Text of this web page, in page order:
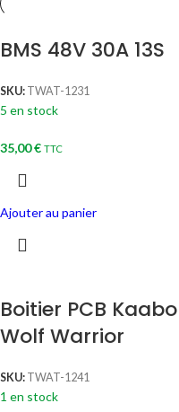
BMS 48V 30A 13S
SKU: TWAT-1231
5 en stock
35,00€ TTC
Ajouter au panier
Boitier PCB Kaabo
Wolf Warrior
SKU: TWAT-1241
1 en stock